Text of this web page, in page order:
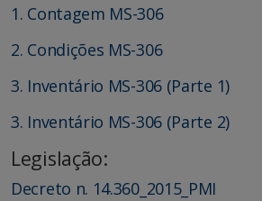
1. Contagem MS-306
2. Condições MS-306
3. Inventário MS-306 (Parte 1)
3. Inventário MS-306 (Parte 2)
Legislação:
Decreto n. 14.360_2015_PMI